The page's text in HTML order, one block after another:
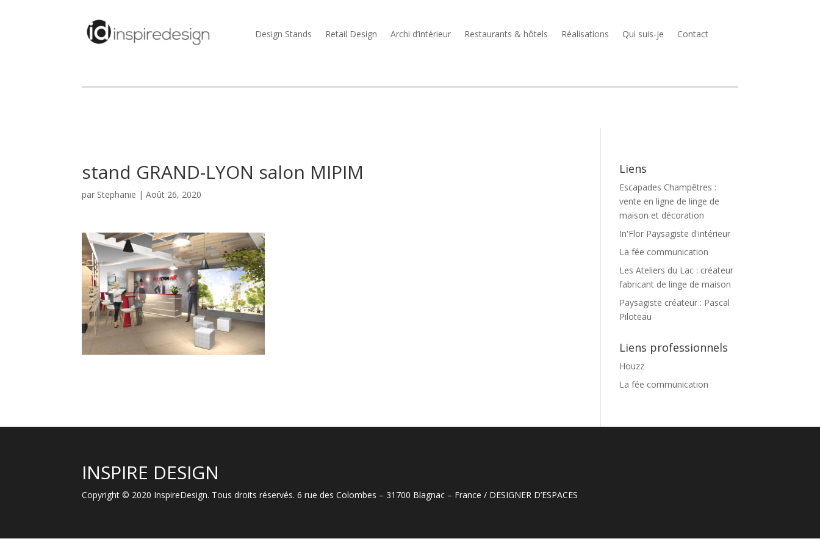
Design Stands Retail Design Archi d’intérieur Restaurants & hôtels Réalisations Qui suis-je Contact
stand GRAND-LYON salon MIPIM
par Stephanie |Août 26, 2020
Liens
Escapades Champêtres :
vente en ligne de linge de
maison et décoration
In'Flor Paysagiste d'intérieur
La fée communication
Les Ateliers du Lac : créateur
fabricant de linge de maison
Paysagiste créateur : Pascal
Piloteau
Liens professionnels
Houzz
La fée communication
INSPIRE DESIGN
Copyright © 2020 InspireDesign. Tous droits réservés. 6 rue des Colombes – 31700 Blagnac – France / DESIGNER D’ESPACES